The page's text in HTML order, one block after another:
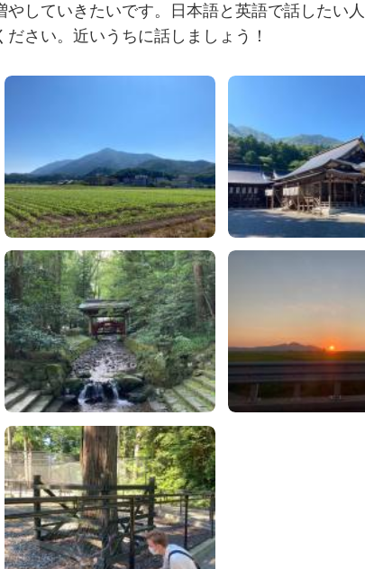
やしていきたいです。日本語と英語で話したい
さい。近いうちに話しましょう！